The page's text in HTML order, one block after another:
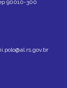
90010-300